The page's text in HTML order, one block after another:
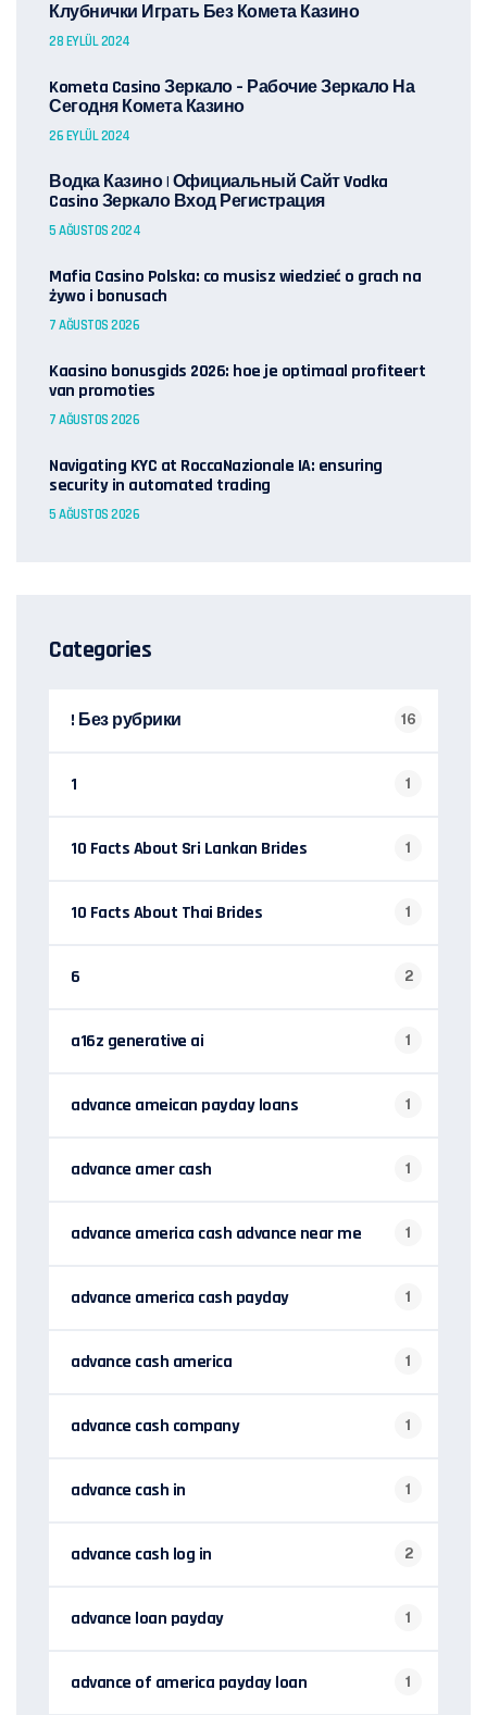
Клубнички Играть Без Комета Казино
28 EYLÜL 2024
Kometa Casino Зеркало – Рабочие Зеркало На
Сегодня Комета Казино
26 EYLÜL 2024
Водка Казино | Официальный Сайт Vodka
Casino Зеркало Вход Регистрация
5 AĞUSTOS 2024
Mafia Casino Polska: co musisz wiedzieć o grach na
żywo i bonusach
7 AĞUSTOS 2026
Kaasino bonusgids 2026: hoe je optimaal profiteert
van promoties
7 AĞUSTOS 2026
Navigating KYC at RoccaNazionale IA: ensuring
security in automated trading
5 AĞUSTOS 2026
Categories
! Без рубрики 16
1 1
10 Facts About Sri Lankan Brides 1
10 Facts About Thai Brides 1
6 2
a16z generative ai 1
advance ameican payday loans 1
advance amer cash 1
advance america cash advance near me 1
advance america cash payday 1
advance cash america 1
advance cash company 1
advance cash in 1
advance cash log in 2
advance loan payday 1
advance of america payday loan 1